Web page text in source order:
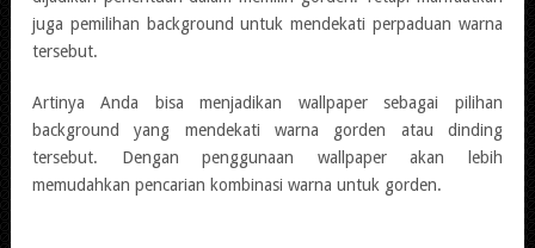
juga pemilihan background untuk mendekati perpaduan warna
tersebut.
Artinya Anda bisa menjadikan wallpaper sebagai pilihan
background yang mendekati warna gorden atau dinding
tersebut. Dengan penggunaan wallpaper akan lebih
memudahkan pencarian kombinasi warna untuk gorden.